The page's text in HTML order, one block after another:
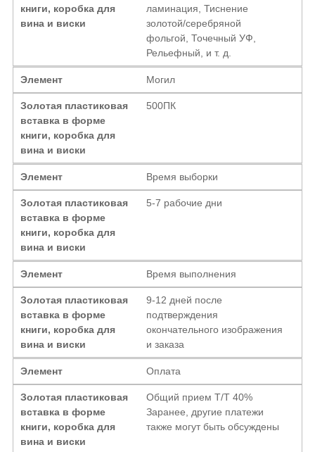
книги, коробка для
вина и виски
ламинация, Тиснение
золотой/серебряной
фольгой, Точечный УФ,
Рельефный, и т. д.
Элемент Могил
Золотая пластиковая
вставка в форме
книги, коробка для
вина и виски
500ПК
Элемент Время выборки
Золотая пластиковая
вставка в форме
книги, коробка для
вина и виски
5-7 рабочие дни
Элемент Время выполнения
Золотая пластиковая
вставка в форме
книги, коробка для
вина и виски
9-12 дней после
подтверждения
окончательного изображения
и заказа
Элемент Оплата
Золотая пластиковая
вставка в форме
книги, коробка для
вина и виски
Общий прием T/T 40%
Заранее, другие платежи
также могут быть обсуждены